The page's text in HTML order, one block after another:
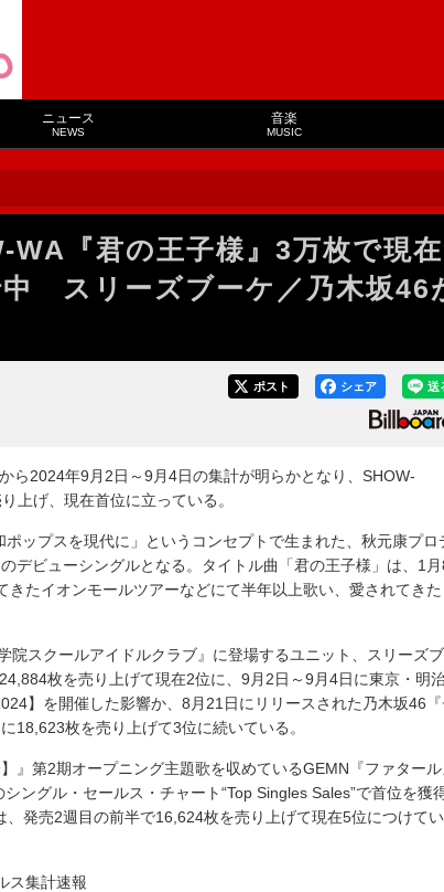
ニュース
NEWS
音楽
MUSIC
WA『君の王子様』3万枚で現在
中 スリーズブーケ／乃木坂46
送
シェア
ポスト
ら2024年9月2日～9月4日の集計が明らかとなり、SHOW-
上げ、現在首位に立っている。
ップスを現代に」というコンセプトで生まれた、秋元康プロ
デビューシングルとなる。タイトル曲「君の王子様」は、1月
きたイオンモールツアーなどにて半年以上歌い、愛されてきた
スクールアイドルクラブ』に登場するユニット、スリーズ
枚を売り上げて現在2位に、9月2日～9月4日に東京・明
】を開催した影響か、8月21日にリリースされた乃木坂46『
18,623枚を売り上げて3位に続いている。
』第2期オープニング主題歌を収めているGEMN『ファタール
ングル・セールス・チャート“Top Singles Sales”で首位を獲
、発売2週目の前半で16,624枚を売り上げて現在5位につけてい
ス集計速報